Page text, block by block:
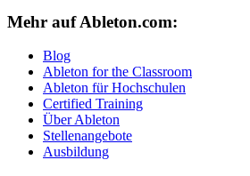
Mehr auf Ableton.com:
Blog
Ableton for the Classroom
Ableton für Hochschulen
Certified Training
Über Ableton
Stellenangebote
Ausbildung